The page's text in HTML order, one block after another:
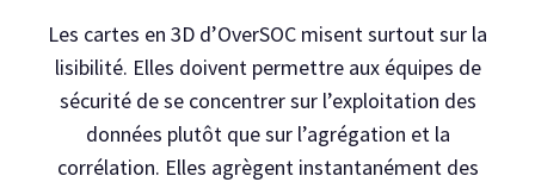
Les cartes en 3D d’OverSOC misent surtout sur la
lisibilité. Elles doivent permettre aux équipes de
sécurité de se concentrer sur l’exploitation des
données plutôt que sur l’agrégation et la
corrélation. Elles agrègent instantanément des